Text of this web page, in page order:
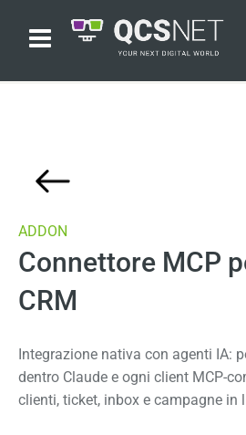
Open menu
ADDON
Connettore MCP
CRM
Integrazione nativa con agenti IA:
dentro Claude e ogni client MCP-
clienti, ticket, inbox e campagne in